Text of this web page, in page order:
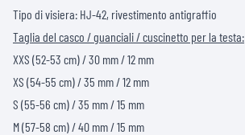
Tipo di visiera: HJ-42, rivestimento antigraffio
Taglia del casco / guanciali / cuscinetto per la testa:
XXS (52-53 cm) / 30 mm / 12 mm
XS (54-55 cm) / 35 mm / 12 mm
S (55-56 cm) / 35 mm / 15 mm
M (57-58 cm) / 40 mm / 15 mm